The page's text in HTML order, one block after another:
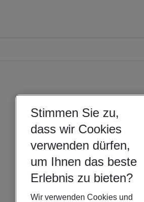
Stimmen Sie zu,
dass wir Cookies
verwenden dürfen,
um Ihnen das beste
Erlebnis zu bieten?
Wir verwenden Cookies und